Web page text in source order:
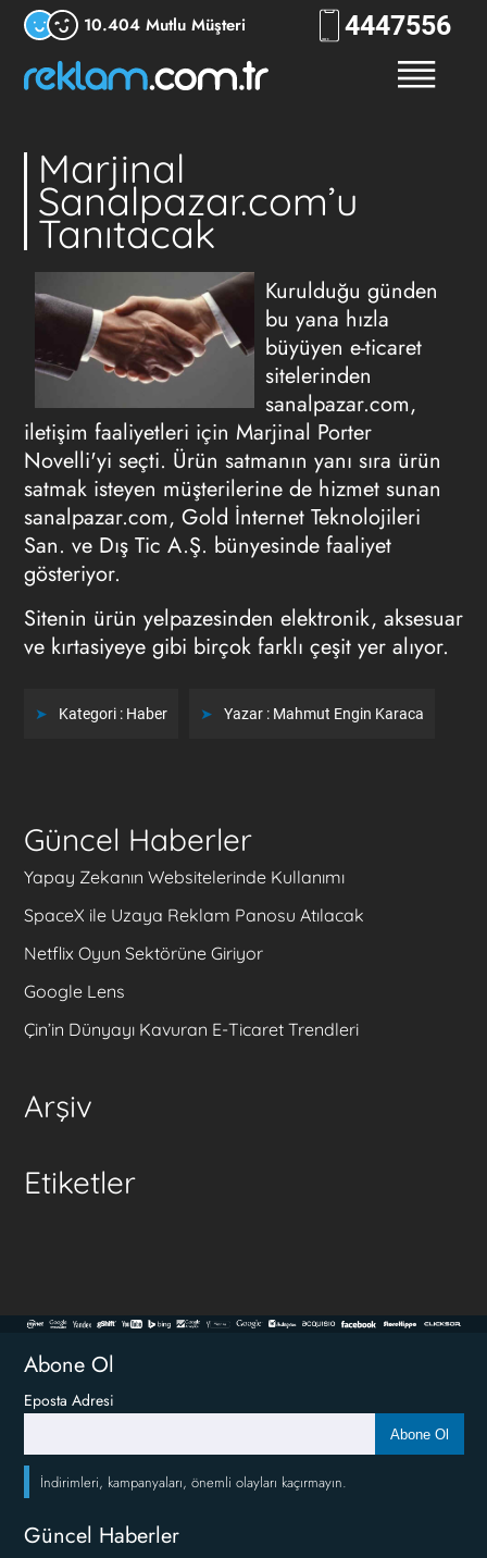
10.404 Mutlu Müşteri 444RKLM
Marjinal
Sanalpazar.com’u
Tanıtacak
Kurulduğu günden
bu yana hızla
büyüyen e-ticaret
sitelerinden
sanalpazar.com,
iletişim faaliyetleri için Marjinal Porter
Novelli'yi seçti. Ürün satmanın yanı sıra ürün
satmak isteyen müşterilerine de hizmet sunan
sanalpazar.com, Gold İnternet Teknolojileri
San. ve Dış Tic A.Ş. bünyesinde faaliyet
gösteriyor.
Sitenin ürün yelpazesinden elektronik, aksesuar
ve kırtasiyeye gibi birçok farklı çeşit yer alıyor.
Kategori : Haber Yazar : Mahmut Engin Karaca
Güncel Haberler
Yapay Zekanın Websitelerinde Kullanımı
SpaceX ile Uzaya Reklam Panosu Atılacak
Netflix Oyun Sektörüne Giriyor
Google Lens
Çin’in Dünyayı Kavuran E-Ticaret Trendleri
Arşiv
Etiketler
Abone Ol
Eposta Adresi
Abone Ol
İndirimleri, kampanyaları, önemli olayları kaçırmayın.
Güncel Haberler